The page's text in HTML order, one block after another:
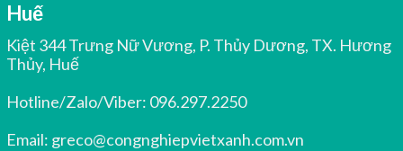
Huế
Kiệt 344 Trưng Nữ Vương, P. Thủy Dương, TX. Hương
Thủy, Huế
Hotline/Zalo/Viber: 096.297.2250
Email: greco@congnghiepvietxanh.com.vn